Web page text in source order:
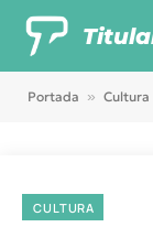
Portada » Cultura
CULTURA